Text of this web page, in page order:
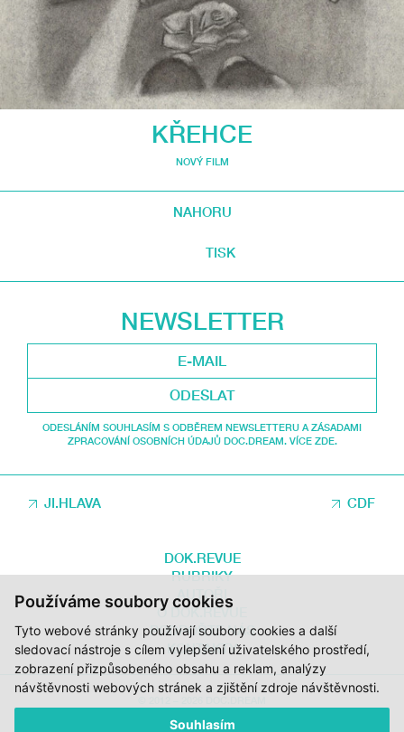
Používáme soubory cookies
Tyto webové stránky používají soubory cookies a další
sledovací nástroje s cílem vylepšení uživatelského prostředí,
zobrazení přizpůsobeného obsahu a reklam, analýzy
návštěvnosti webových stránek a zjištění zdroje návštěvnosti.
Souhlasím
KŘEHCE
NOVÝ FILM
NAHORU
TISK
NEWSLETTER
ODESLAT
ODESLÁNÍM SOUHLASÍM S ODBĚREM NEWSLETTERU A ZÁSADAMI
ZPRACOVÁNÍ OSOBNÍCH ÚDAJŮ DOC.DREAM. VÍCE ZDE.
JI.HLAVA CDF
DOK.REVUE
RUBRIKY
AUTOŘI
O DOK.REVUE
PODPOŘTE NÁS
KONTAKTY
ZA PODPORY STÁTNÍHO FONDU KINEMATOGRAFIE, KRAJE VYSOČINA A